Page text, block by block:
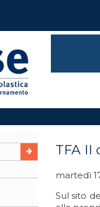
TFA II
martedì
Sul sito